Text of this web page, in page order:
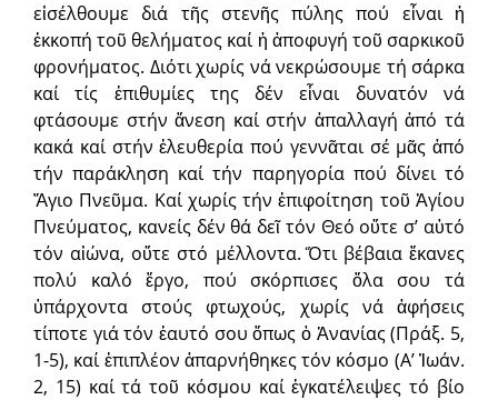
εἰσέλθουμε διά τῆς στενῆς πύλης πού εἶναι ἡ
ἐκκοπή τοῦ θελήματος καί ἡ ἀποφυγή τοῦ σαρκικοῦ
φρονήματος. Διότι χωρίς νά νεκρώσουμε τή σάρκα
καί τίς ἐπιθυμίες της δέν εἶναι δυνατόν νά
φτάσουμε στήν ἄνεση καί στήν ἀπαλλαγή ἀπό τά
κακά καί στήν ἐλευθερία πού γεννᾶται σέ μᾶς ἀπό
τήν παράκληση καί τήν παρηγορία πού δίνει τό
Ἅγιο Πνεῦμα. Καί χωρίς τήν ἐπιφοίτηση τοῦ Ἁγίου
Πνεύματος, κανείς δέν θά δεῖ τόν Θεό οὔτε σ’ αὐτό
τόν αἰώνα, οὔτε στό μέλλοντα. Ὅτι βέβαια ἔκανες
πολύ καλό ἔργο, πού σκόρπισες ὅλα σου τά
ὑπάρχοντα στούς φτωχούς, χωρίς νά ἀφήσεις
τίποτε γιά τόν ἑαυτό σου ὅπως ὁ Ἀνανίας (Πράξ. 5,
1-5), καί ἐπιπλέον ἀπαρνήθηκες τόν κόσμο (Α’ Ἰωάν.
2, 15) καί τά τοῦ κόσμου καί ἐγκατέλειψες τό βίο